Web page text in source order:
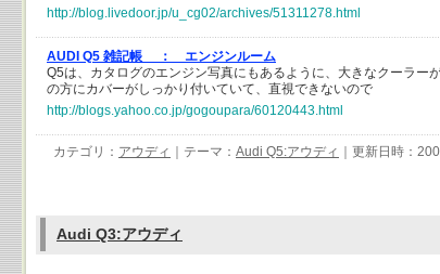
http://blog.livedoor.jp/u_cg02/archives/51311278.html
AUDI Q5 雑記帳 ：
エンジンルーム
Q5は、カタログのエンジン写真にもあるように、大きなクーラー
の方にカバーがしっかり付いていて、直視できないので
http://blogs.yahoo.co.jp/gogoupara/60120443.html
カテゴリ： アウディ ｜テーマ： Audi Q5:アウディ ｜更新日時：
Audi Q3:アウディ